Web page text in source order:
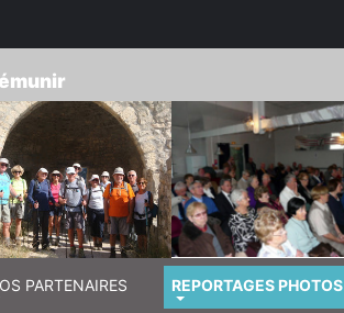
DU-RHÔNE
PARTENAIRES REPORTAGES PHOTOS